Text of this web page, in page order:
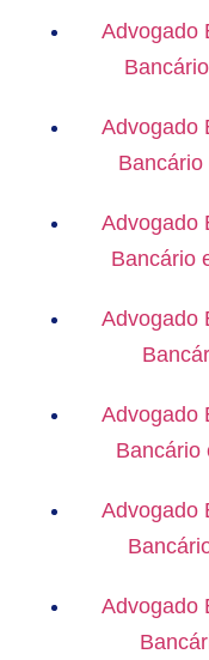
Advogado
Advogado
Advogado
Bancário
Advogado
Advogado
Bancário
Advogado
Advogado